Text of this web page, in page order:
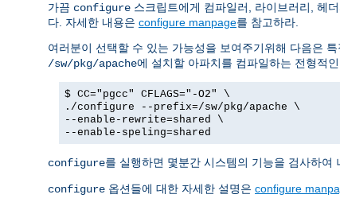
가끔 configure 스크립트에게 컴파일러, 라이브러리, 헤
다. 자세한 내용은 configure manpage를 참고하라.
여러분이 선택할 수 있는 가능성을 보여주기위해 다음은
/sw/pkg/apache에 설치할 아파치를 컴파일하는 전형적
$ CC="pgcc" CFLAGS="-O2" \
./configure --prefix=/sw/pkg/apache \
--enable-rewrite=shared \
--enable-speling=shared
configure를 실행하면 몇분간 시스템의 기능을 검사하
configure 옵션들에 대한 자세한 설명은 configure